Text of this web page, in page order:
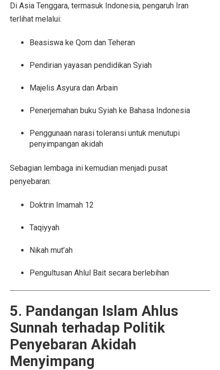
Di Asia Tenggara, termasuk Indonesia, pengaruh Iran
terlihat melalui:
Beasiswa ke Qom dan Teheran
Pendirian yayasan pendidikan Syiah
Majelis Asyura dan Arbain
Penerjemahan buku Syiah ke Bahasa Indonesia
Penggunaan narasi toleransi untuk menutupi
penyimpangan akidah
Sebagian lembaga ini kemudian menjadi pusat
penyebaran:
Doktrin Imamah 12
Taqiyyah
Nikah mut’ah
Pengultusan Ahlul Bait secara berlebihan
5. Pandangan Islam Ahlus
Sunnah terhadap Politik
Penyebaran Akidah
Menyimpang